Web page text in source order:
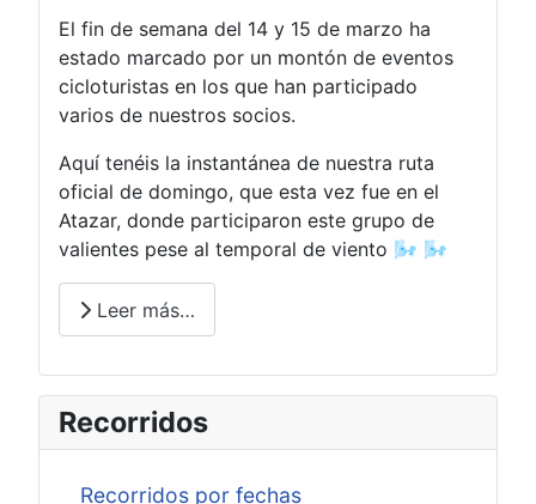
El fin de semana del 14 y 15 de marzo ha
estado marcado por un montón de eventos
cicloturistas en los que han participado
varios de nuestros socios.
Aquí tenéis la instantánea de nuestra ruta
oficial de domingo, que esta vez fue en el
Atazar, donde participaron este grupo de
valientes pese al temporal de viento 🌬️ 🌬️
Leer más…
Recorridos
Recorridos por fechas